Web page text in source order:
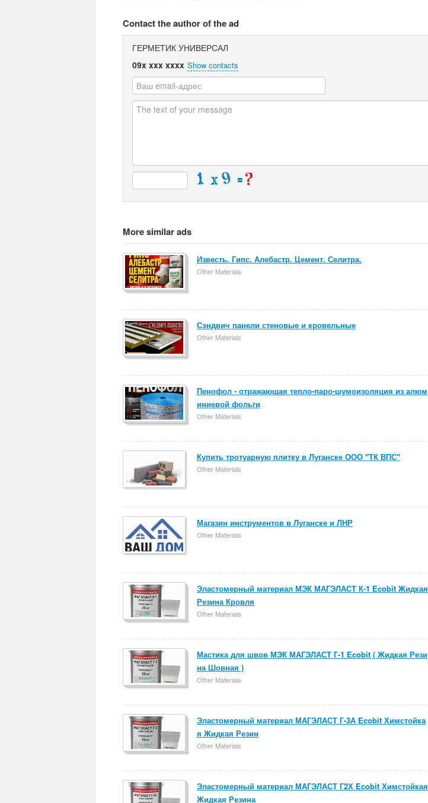
Contact the author of the ad
ГЕРМЕТИК УНИВЕРСАЛ
09x xxx xxxx Show contacts
More similar ads
Известь. Гипс. Алебастр. Цемент. Селитра.
Other Materials
Сэндвич панели стеновые и кровельные
Other Materials
Пенофол - отражающая тепло-паро-шумоизоляция из алюм
иниевой фольги
Other Materials
Купить тротуарную плитку в Луганске ООО "ТК ВПС"
Other Materials
Магазин инструментов в Луганске и ЛНР
Other Materials
Эластомерный материал МЭК МАГЭЛАСТ К-1 Ecobit Жидкая
Резина Кровля
Other Materials
Мастика для швов МЭК МАГЭЛАСТ Г-1 Ecobit ( Жидкая Рези
на Шовная )
Other Materials
Эластомерный материал МАГЭЛАСТ Г-3А Ecobit Химстойка
я Жидкая Резин
Other Materials
Эластомерный материал МАГЭЛАСТ Г2Х Ecobit Химстойкая
Жидкая Резина